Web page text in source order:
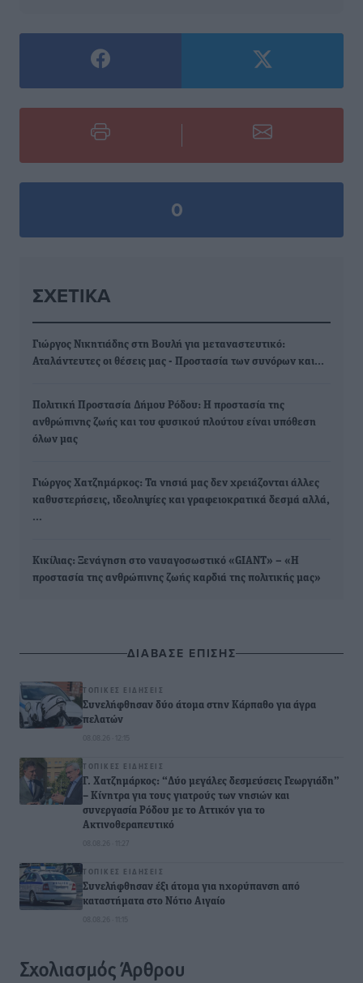
0
ΣΧΕΤΙΚΆ
Γιώργος Νικητιάδης στη Βουλή για μεταναστευτικό:
Αταλάντευτες οι θέσεις μας - Προστασία των συνόρων και…
Πολιτική Προστασία Δήμου Ρόδου: Η προστασία της
ανθρώπινης ζωής και του φυσικού πλούτου είναι υπόθεση
όλων μας
Γιώργος Χατζημάρκος: Τα νησιά μας δεν χρειάζονται άλλες
καθυστερήσεις, ιδεοληψίες και γραφειοκρατικά δεσμά αλλά,
…
Κικίλιας: Ξενάγηση στο ναυαγοσωστικό «GIANT» – «Η
προστασία της ανθρώπινης ζωής καρδιά της πολιτικής μας»
ΔΙΑΒΑΣΕ ΕΠΙΣΗΣ
ΤΟΠΙΚΈΣ ΕΙΔΉΣΕΙΣ
Συνελήφθησαν δύο άτομα στην Κάρπαθο για άγρα
πελατών
08.08.26 · 12:15
ΤΟΠΙΚΈΣ ΕΙΔΉΣΕΙΣ
Γ. Χατζημάρκος: “Δύο μεγάλες δεσμεύσεις Γεωργιάδη”
– Κίνητρα για τους γιατρούς των νησιών και
συνεργασία Ρόδου με το Αττικόν για το
Ακτινοθεραπευτικό
08.08.26 · 11:27
ΤΟΠΙΚΈΣ ΕΙΔΉΣΕΙΣ
Συνελήφθησαν έξι άτομα για ηχορύπανση από
καταστήματα στο Νότιο Αιγαίο
08.08.26 · 11:15
Σχολιασμός Άρθρου